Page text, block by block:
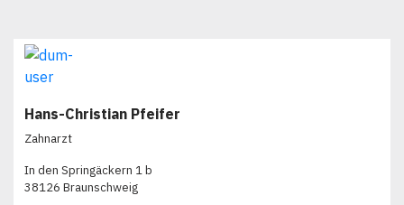
Hans-Christian Pfeifer
Zahnarzt
In den Springäckern 1 b
38126 Braunschweig